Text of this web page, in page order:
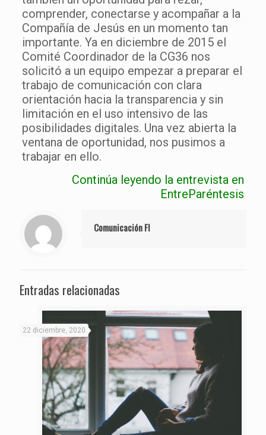
comprender, conectarse y acompañar a la
Compañía de Jesús en un momento tan
importante. Ya en diciembre de 2015 el
Comité Coordinador de la CG36 nos
solicitó a un equipo empezar a preparar el
trabajo de comunicación con clara
orientación hacia la transparencia y sin
limitación en el uso intensivo de las
posibilidades digitales. Una vez abierta la
ventana de oportunidad, nos pusimos a
trabajar en ello.
Continúa leyendo la entrevista en
EntreParéntesis
Comunicación FI
Entradas relacionadas
22 diciembre, 2020